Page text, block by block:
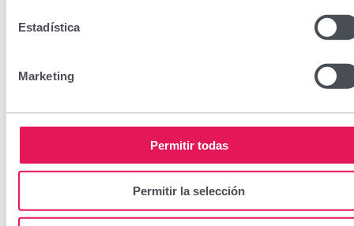
Estadística
Marketing
Permitir todas
Permitir la selección
Sin gluten ni lactosa
Encuéntralo en tu farmacia